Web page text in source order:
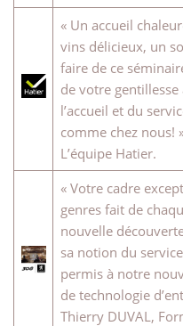
« Un accueil
vins délicieux, un
faire de ce
de votre
l’accueil et du
comme chez nous!
L’équipe Hatier.
« Votre cadre
genres fait de
nouvelle
sa notion du
permis à notre
de technologie
Thierry DUVAL,